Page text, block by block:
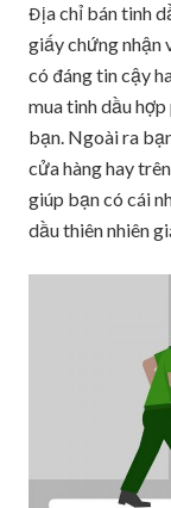
Địa chỉ bán tinh
giấy chứng nhận
có đáng tin cậy
mua tinh dầu
bạn. Ngoài ra
cửa hàng hay
giúp bạn có cái
dầu thiên nhiên